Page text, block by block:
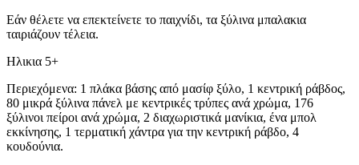
Εάν θέλετε να επεκτείνετε το παιχνίδι, τα ξύλινα μπαλακια
ταιριάζουν τέλεια.
Ηλικια 5+
Περιεχόμενα: 1 πλάκα βάσης από μασίφ ξύλο, 1 κεντρική ράβδος,
80 μικρά ξύλινα πάνελ με κεντρικές τρύπες ανά χρώμα, 176
ξύλινοι πείροι ανά χρώμα, 2 διαχωριστικά μανίκια, ένα μπολ
εκκίνησης, 1 τερματική χάντρα για την κεντρική ράβδο, 4
κουδούνια.